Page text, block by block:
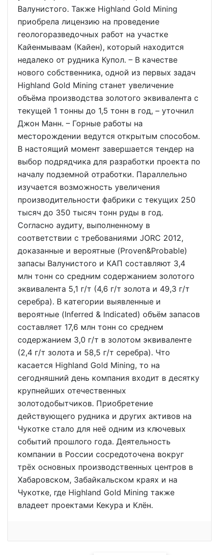
Валунистого. Также Highland Gold Mining
приобрела лицензию на проведение
геологоразведочных работ на участке
Кайенмываам (Кайен), который находится
недалеко от рудника Купол. – В качестве
нового собственника, одной из первых задач
Highland Gold Mining станет увеличение
объёма производства золотого эквивалента с
текущей 1 тонны до 1,5 тонн в год, – уточнил
Джон Манн. – Горные работы на
месторождении ведутся открытым способом.
В настоящий момент завершается тендер на
выбор подрядчика для разработки проекта по
началу подземной отработки. Параллельно
изучается возможность увеличения
производительности фабрики с текущих 250
тысяч до 350 тысяч тонн руды в год.
Согласно аудиту, выполненному в
соответствии с требованиями JORC 2012,
доказанные и вероятные (Proven&Probable)
запасы Валунистого и КАП составляют 3,4
млн тонн со средним содержанием золотого
эквивалента 5,1 г/т (4,6 г/т золота и 49,3 г/т
серебра). В категории выявленные и
вероятные (Inferred & Indicated) объём запасов
составляет 17,6 млн тонн со среднем
содержанием 3,0 г/т в золотом эквиваленте
(2,4 г/т золота и 58,5 г/т серебра). Что
касается Highland Gold Mining, то на
сегодняшний день компания входит в десятку
крупнейших отечественных
золотодобытчиков. Приобретение
действующего рудника и других активов на
Чукотке стало для неё одним из ключевых
событий прошлого года. Деятельность
компании в России сосредоточена вокруг
трёх основных производственных центров в
Хабаровском, Забайкальском краях и на
Чукотке, где Highland Gold Mining также
владеет проектами Кекура и Клён.